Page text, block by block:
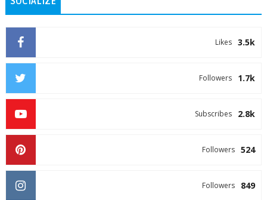
3.5k
Likes
1.7k
Followers
2.8k
Subscribes
524
Followers
849
Followers